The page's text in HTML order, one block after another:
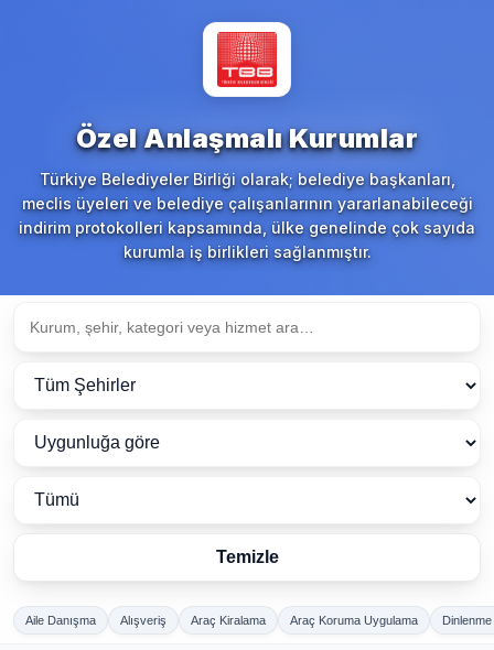
Özel Anlaşmalı Kurumlar
Türkiye Belediyeler Birliği olarak; belediye başkanları,
meclis üyeleri ve belediye çalışanlarının yararlanabileceği
indirim protokolleri kapsamında, ülke genelinde çok sayıda
kurumla iş birlikleri sağlanmıştır.
Temizle
Aile Danışma Alışveriş Araç Kiralama Araç Koruma Uygulama